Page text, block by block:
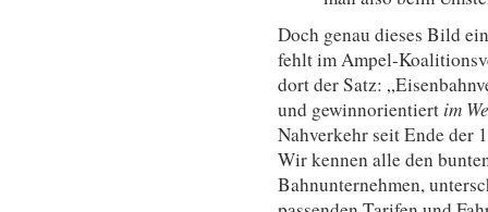
Doch genau dieses Bild
fehlt im Ampel-
dort der Satz:
und gewinnorientiert im
Nahverkehr seit Ende der
Wir kennen alle den
Bahnunternehmen,